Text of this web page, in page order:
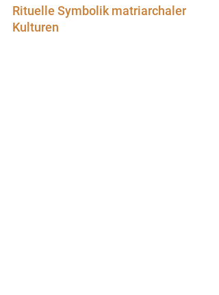
Rituelle Symbolik matriarchaler
Kulturen